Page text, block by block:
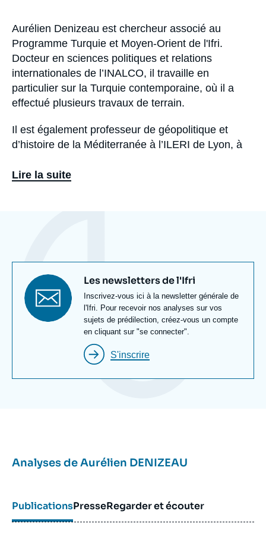
Biographie
Aurélien Denizeau est chercheur associé au
Programme Turquie et Moyen-Orient de l'Ifri.
Docteur en sciences politiques et relations
internationales de l’INALCO, il travaille en
particulier sur la Turquie contemporaine, où il a
effectué plusieurs travaux de terrain.
Il est également professeur de géopolitique et
d’histoire de la Méditerranée à l’ILERI de Lyon, à
Lire la suite
Titre
newsletter
Les newsletters de l'Ifri
Texte
Newsletter
Inscrivez-vous ici à la newsletter générale de
l'Ifri. Pour recevoir nos analyses sur vos
sujets de prédilection, créez-vous un compte
en cliquant sur "se connecter".
S'inscrire
Analyses deAurélien DENIZEAU
PublicationsPresseRegarder et écouter